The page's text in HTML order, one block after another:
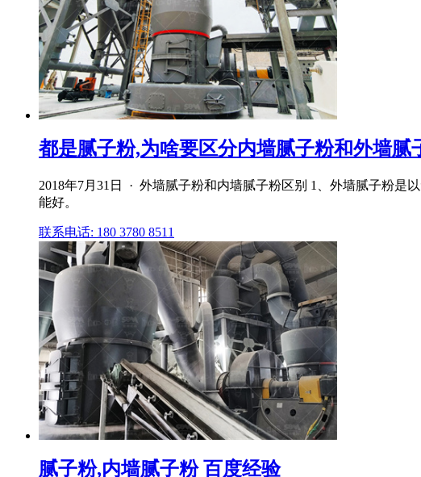
都是腻子粉,为啥要区分内墙腻子粉和外墙腻
2018年7月31日 · 外墙腻子粉和内墙腻子粉区别 1、外墙腻子粉是
能好。
联系电话: 180 3780 8511
腻子粉,内墙腻子粉 百度经验